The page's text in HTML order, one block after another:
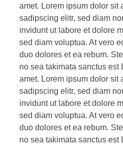
amet. Lorem ipsum dolor sit
sadipscing elitr, sed diam
invidunt ut labore et dolore
sed diam voluptua. At vero
duo dolores et ea rebum.
no sea takimata sanctus est
amet. Lorem ipsum dolor sit
sadipscing elitr, sed diam
invidunt ut labore et dolore
sed diam voluptua. At vero
duo dolores et ea rebum.
no sea takimata sanctus est